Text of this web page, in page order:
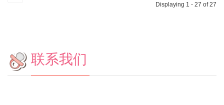
Displaying 1 - 27 of 27
联系我们